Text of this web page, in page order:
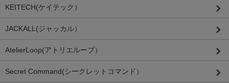
KEITECH(ケイテック）
JACKALL(ジャッカル）
AtelierLoop(アトリエループ）
Secret Command(シークレットコマンド）